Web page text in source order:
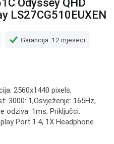
Odyssey QHD
LS27CG510EUXEN
Garancija: 12 mjeseci
2560x1440 pixels,
3000: 1,Osvježenje: 165Hz,
odziva: 1ms, Priključci:
Port 1.4, 1X Headphone